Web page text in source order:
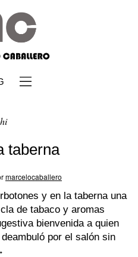
taberna
marcelocaballero
y en la taberna una
de tabaco y aromas
bienvenida a quien
por el salón sin